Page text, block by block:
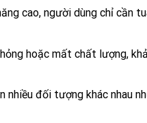
cao, người dùng chỉ cần
hoặc mất chất lượng,
đối tượng khác nhau